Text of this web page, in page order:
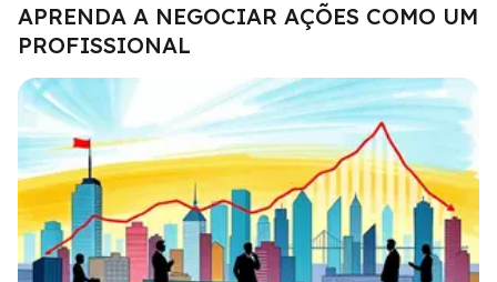
APRENDA A NEGOCIAR AÇÕES COMO UM
PROFISSIONAL